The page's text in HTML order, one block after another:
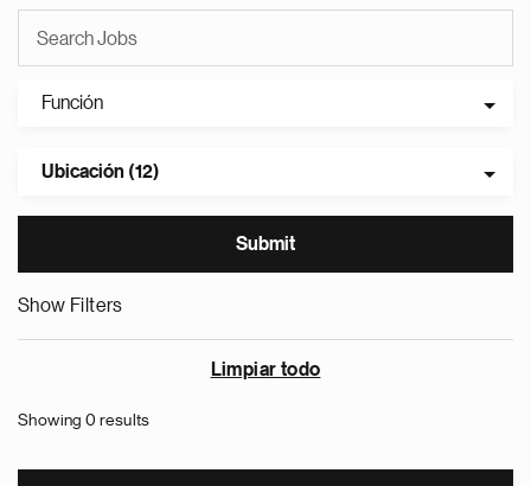
Función
Ubicación (12)
Show Filters
Limpiar todo
Showing 0 results